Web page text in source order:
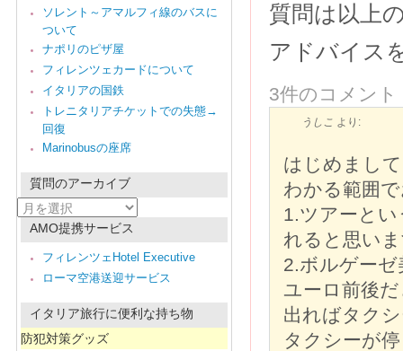
質問は以上
アドバイス
3件のコメント
うしこ より:
はじめまし
わかる範囲
1.ツアーと
れると思い
2.ボルゲー
ユーロ前後
出ればタク
タクシーが
ソレント～アマルフィ線のバスに
ついて
ナポリのピザ屋
フィレンツェカードについて
イタリアの国鉄
トレニタリアチケットでの失態→
回復
Marinobusの座席
質問のアーカイブ
質
問
AMO提携サービス
フィレンツェHotel Executive
ローマ空港送迎サービス
イタリア旅行に便利な持ち物
防犯対策グッズ